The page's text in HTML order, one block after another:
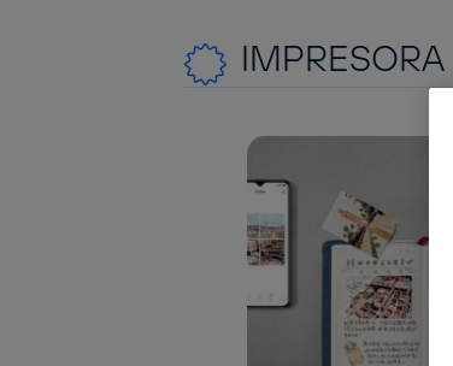
IMPRESORA